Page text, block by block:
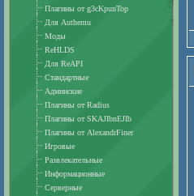
Плагины от g3cKpunTop
Для Authemu
Моды
ReHLDS
Для ReAPI
Стандартные
Админские
Плагины от Radius
Плагины от SKAJIbnEJIb
Плагины от AlexandrFiner
Игровые
Развлекательные
Информационные
Серверные